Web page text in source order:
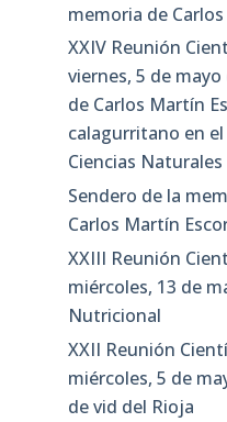
memoria de
XXIV Reunión
viernes, 5 de
de Carlos Martín
calagurritano en
Ciencias Naturales
Sendero de la
Carlos Martín
XXIII Reunión
miércoles, 13 de
Nutricional
XXII Reunión
miércoles, 5 de
de vid del Rioja